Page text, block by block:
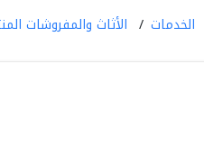
الخدمات الأثاث والمفروشات